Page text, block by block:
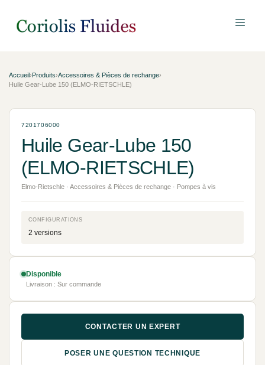
Accueil›Produits›Accessoires & Pièces de rechange›
Huile Gear-Lube 150 (ELMO-RIETSCHLE)
7201706000
Huile Gear-Lube 150
(ELMO-RIETSCHLE)
Elmo-Rietschle · Accessoires & Pièces de rechange · Pompes à vis
CONFIGURATIONS
2 versions
Disponible
Livraison : Sur commande
CONTACTER UN EXPERT
POSER UNE QUESTION TECHNIQUE